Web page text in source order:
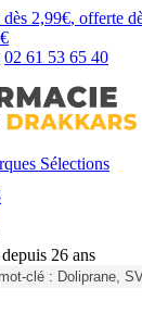
2,99€, offerte
02 61 53 65 40
Sélections
depuis 26 ans
clé : Doliprane,